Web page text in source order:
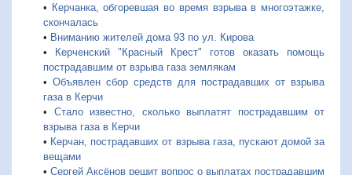
• Керчанка, обгоревшая во время взрыва в многоэтажке,
скончалась
• Вниманию жителей дома 93 по ул. Кирова
•
Керченский "Красный Крест" готов оказать помощь
пострадавшим от взрыва газа землякам
• Объявлен сбор средств для пострадавших от взрыва
газа в Керчи
• Стало известно, сколько выплатят пострадавшим от
взрыва газа в Керчи
• Керчан, пострадавших от взрыва газа, пускают домой за
вещами
• Сергей Аксёнов решит вопрос о выплатах пострадавшим